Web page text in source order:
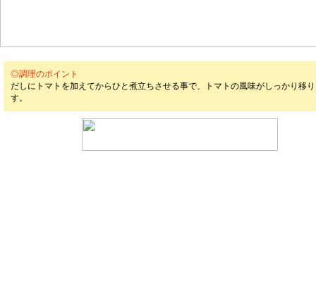
◎調理のポイント
だしにトマトを加えてからひと煮立ちさせる事で、トマトの風味がしっかり移
す。